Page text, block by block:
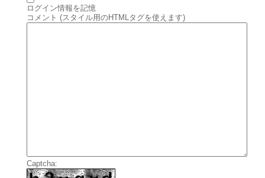
ログイン情報を記憶
コメント (スタイル用のHTMLタグを使えます)
Captcha: